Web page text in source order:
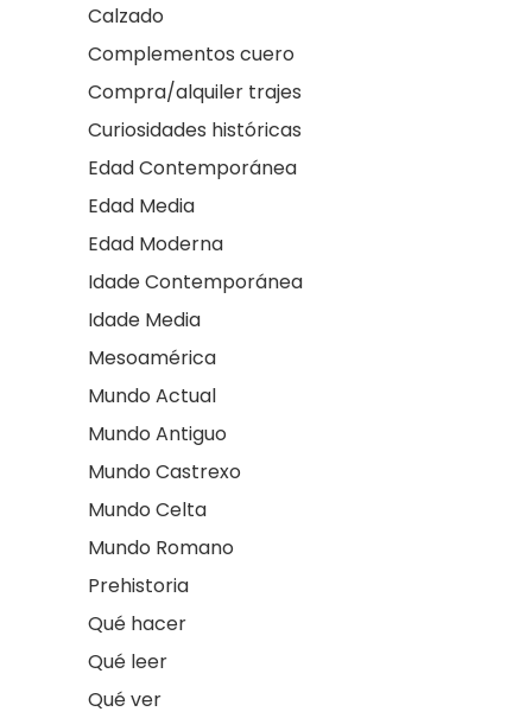
Calzado
Complementos cuero
Compra/alquiler trajes
Curiosidades históricas
Edad Contemporánea
Edad Media
Edad Moderna
Idade Contemporánea
Idade Media
Mesoamérica
Mundo Actual
Mundo Antiguo
Mundo Castrexo
Mundo Celta
Mundo Romano
Prehistoria
Qué hacer
Qué leer
Qué ver